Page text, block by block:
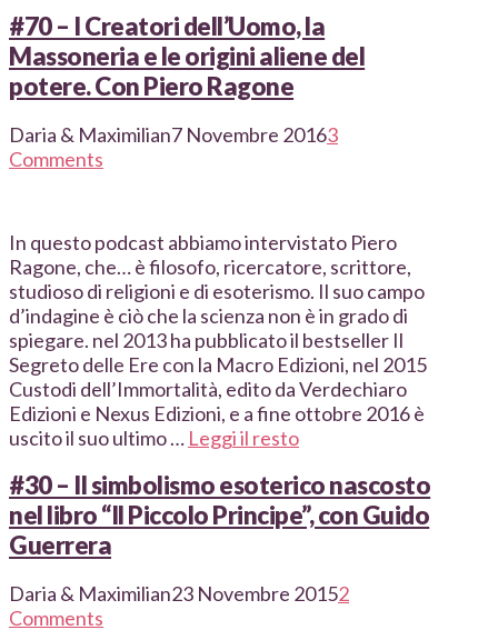
#70 – I Creatori dell’Uomo, la
Massoneria e le origini aliene del
potere. Con Piero Ragone
Daria & Maximilian7 Novembre 20163
Comments
In questo podcast abbiamo intervistato Piero
Ragone, che… è filosofo, ricercatore, scrittore,
studioso di religioni e di esoterismo. Il suo campo
d’indagine è ciò che la scienza non è in grado di
spiegare. nel 2013 ha pubblicato il bestseller Il
Segreto delle Ere con la Macro Edizioni, nel 2015
Custodi dell’Immortalità, edito da Verdechiaro
Edizioni e Nexus Edizioni, e a fine ottobre 2016 è
uscito il suo ultimo … Leggi il resto
#30 – Il simbolismo esoterico nascosto
nel libro “Il Piccolo Principe”, con Guido
Guerrera
Daria & Maximilian23 Novembre 20152
Comments